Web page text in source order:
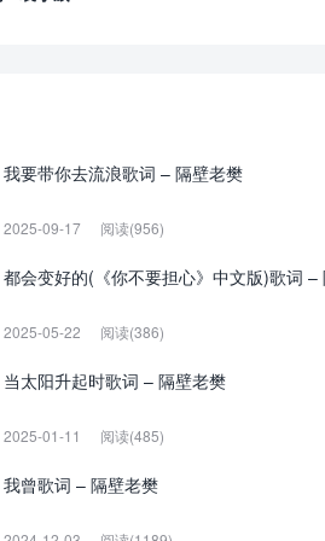
我要带你去流浪歌词 – 隔壁老樊
2025-09-17 阅读(956)
都会变好的(《你不要担心》中文版)歌词 –
2025-05-22 阅读(386)
当太阳升起时歌词 – 隔壁老樊
2025-01-11 阅读(485)
我曾歌词 – 隔壁老樊